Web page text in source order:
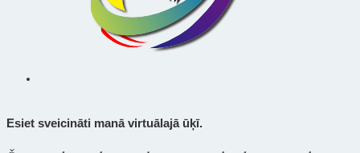
Esiet sveicināti manā virtuālajā ūķī.